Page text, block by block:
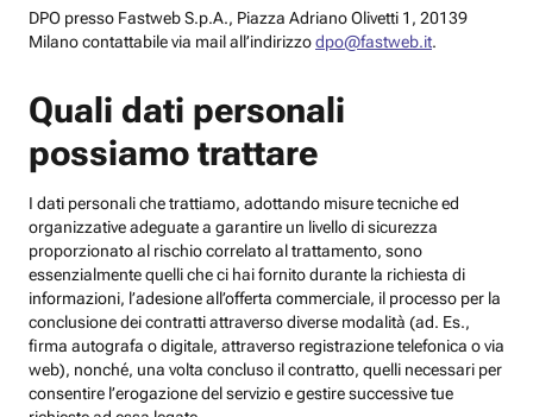
DPO presso Fastweb S.p.A., Piazza Adriano Olivetti 1, 20139
Milano contattabile via mail all’indirizzodpo@fastweb.it.
Quali dati personali
possiamo trattare
I dati personali che trattiamo, adottando misure tecniche ed
organizzative adeguate a garantire un livello di sicurezza
proporzionato al rischio correlato al trattamento, sono
essenzialmente quelli che ci hai fornito durante la richiesta di
informazioni, l’adesione all’offerta commerciale, il processo per la
conclusione dei contratti attraverso diverse modalità (ad. Es.,
firma autografa o digitale, attraverso registrazione telefonica o via
web), nonché, una volta concluso il contratto, quelli necessari per
consentire l’erogazione del servizio e gestire successive tue